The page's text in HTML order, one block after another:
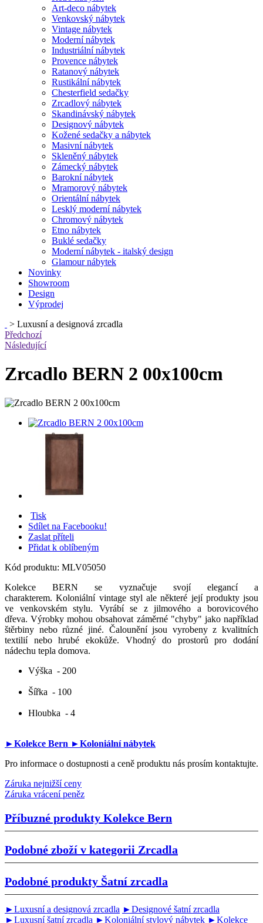
Art-deco nábytek
Venkovský nábytek
Vintage nábytek
Moderní nábytek
Industriální nábytek
Provence nábytek
Ratanový nábytek
Rustikální nábytek
Chesterfield sedačky
Zrcadlový nábytek
Skandinávský nábytek
Designový nábytek
Kožené sedačky a nábytek
Masivní nábytek
Skleněný nábytek
Zámecký nábytek
Barokní nábytek
Mramorový nábytek
Orientální nábytek
Lesklý moderní nábytek
Chromový nábytek
Etno nábytek
Buklé sedačky
Moderní nábytek - italský design
Glamour nábytek
Novinky
Showroom
Design
Výprodej
> Luxusní a designová zrcadla
Předchozí
Následující
Zrcadlo BERN 2 00x100cm
Tisk
Sdílet na Facebooku!
Zaslat příteli
Přidat k oblíbeným
Kód produktu: MLV05050
Kolekce BERN se vyznačuje svojí elegancí a
charakterem. Koloniální vintage styl ale některé její produkty jsou
ve venkovském stylu. Vyrábí se z jilmového a borovicového
dřeva. Výrobky mohou obsahovat záměrné "chyby" jako například
štěrbiny nebo různé jiné. Čalounění jsou vyrobeny z kvalitních
textilií nebo hrubé ekokůže. Vhodný do prostorů pro dodání
nádechu tepla domova.
Výška - 200
Šířka - 100
Hloubka - 4
►Kolekce Bern ►Koloniální nábytek
Pro informace o dostupnosti a ceně produktu nás prosím kontaktujte.
Záruka nejnižší ceny
Záruka vrácení peněz
Příbuzné produkty Kolekce Bern
Podobné zboží v kategorii Zrcadla
Podobné produkty Šatní zrcadla
►Luxusní a designová zrcadla ►Designové šatní zrcadla
►Luxusní šatní zrcadla ►Koloniální stylový nábytek ►Kolekce